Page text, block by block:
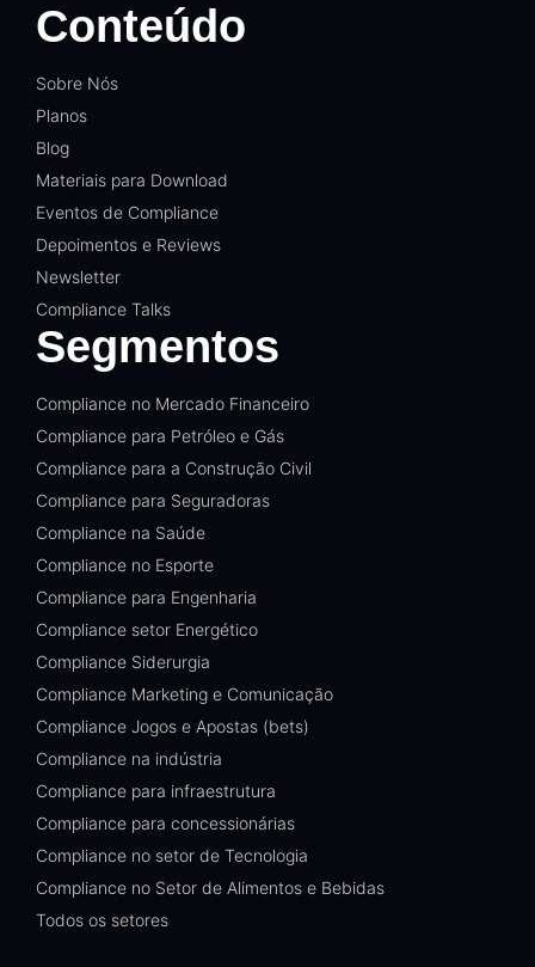
Conteúdo
Sobre Nós
Planos
Blog
Materiais para Download
Eventos de Compliance
Depoimentos e Reviews
Newsletter
Compliance Talks
Segmentos
Compliance no Mercado Financeiro
Compliance para Petróleo e Gás
Compliance para a Construção Civil
Compliance para Seguradoras
Compliance na Saúde
Compliance no Esporte
Compliance para Engenharia
Compliance setor Energético
Compliance Siderurgia
Compliance Marketing e Comunicação
Compliance Jogos e Apostas (bets)
Compliance na indústria
Compliance para infraestrutura
Compliance para concessionárias
Compliance no setor de Tecnologia
Compliance no Setor de Alimentos e Bebidas
Todos os setores